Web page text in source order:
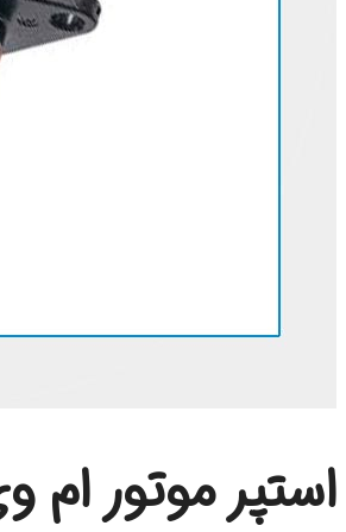
استپر موتور ام وی